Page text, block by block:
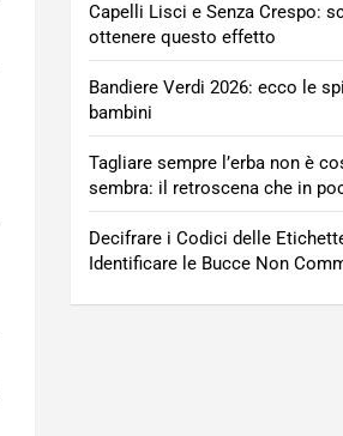
Capelli Lisci e Senza Crespo:
ottenere questo effetto
Bandiere Verdi 2026: ecco le
bambini
Tagliare sempre l’erba non è
sembra: il retroscena che in
Decifrare i Codici delle
Identificare le Bucce Non